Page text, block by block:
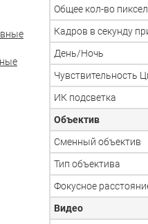
Общее кол-во
Кадров в секунду
День/Ночь
Чувствительность
ИК подсветка
Объектив
Сменный объектив
Тип объектива
Фокусное
Видео